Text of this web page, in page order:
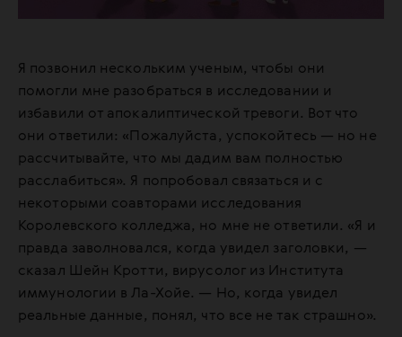
Я позвонил нескольким ученым, чтобы они
помогли мне разобраться в исследовании и
избавили от апокалиптической тревоги. Вот что
они ответили: «Пожалуйста, успокойтесь — но не
рассчитывайте, что мы дадим вам полностью
расслабиться». Я попробовал связаться и с
некоторыми соавторами исследования
Королевского колледжа, но мне не ответили. «Я и
правда заволновался, когда увидел заголовки, —
сказал Шейн Кротти, вирусолог из Института
иммунологии в Ла-Хойе. — Но, когда увидел
реальные данные, понял, что все не так страшно».